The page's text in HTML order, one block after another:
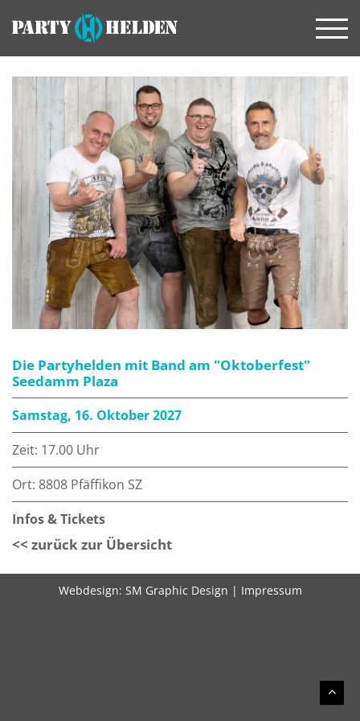
Die Partyhelden mit Band am "Oktoberfest"
Seedamm Plaza
Samstag, 16. Oktober 2027
Zeit: 17.00 Uhr
Ort: 8808 Pfäffikon SZ
Infos & Tickets
<< zurück zur Übersicht
Webdesign: SM Graphic Design | Impressum